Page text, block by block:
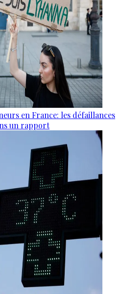
en France: les défaillances
un rapport